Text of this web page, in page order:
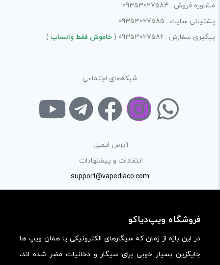
از ارسال لینک‌های سایت‌های دیگر و ارایه‌ی اطلاعات شخصی
خودتان مثل شماره تماس، ایمیل و آی‌دی شبکه‌های اجتماعی
پرهیز کنید.
فرآیند خرید یک محصول توسط ایشان است.
با توجه به ساختار بخش نظرات، از پرسیدن سوال یا درخواست
راهنمایی در این بخش خودداری کرده و سوالات خود را در بخش
مشاوره فروش : 09353027584
پشتیانی سایت : 09353027585
پیگیری سفارش : 09353027586 (
خاموش فقط واتساپ )
شبکه‌های اجتماعی
آدرس ایمیل
انتقادات و پیشنهادات
support@vapediaco.com
فروشگاه ویپ‌دیاکو
در این بازه از زمان که سیگارهای الکترونیکی یا همان ویپ ها
جایگزین بسیار خوبی برای سیگار و دخانیات مضر شده اند،